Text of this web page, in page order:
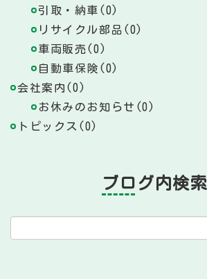
引取・納車(0)
リサイクル部品(0)
車両販売(0)
自動車保険(0)
会社案内(0)
お休みのお知らせ(0)
トピックス(0)
ブログ内検索